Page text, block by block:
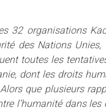
32 organisations
des Nations
toutes les
dont les droits
que plusieurs
l’humanité dans les